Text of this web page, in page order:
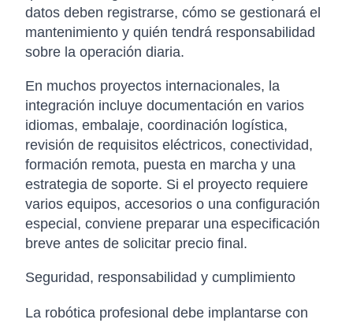
datos deben registrarse, cómo se gestionará el
mantenimiento y quién tendrá responsabilidad
sobre la operación diaria.
En muchos proyectos internacionales, la
integración incluye documentación en varios
idiomas, embalaje, coordinación logística,
revisión de requisitos eléctricos, conectividad,
formación remota, puesta en marcha y una
estrategia de soporte. Si el proyecto requiere
varios equipos, accesorios o una configuración
especial, conviene preparar una especificación
breve antes de solicitar precio final.
Seguridad, responsabilidad y cumplimiento
La robótica profesional debe implantarse con